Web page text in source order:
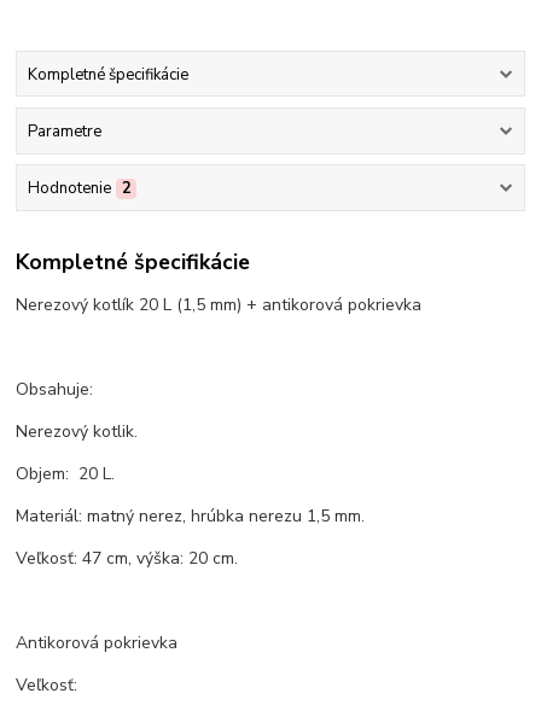
Kompletné špecifikácie
Parametre
Hodnotenie 2
Kompletné špecifikácie
Nerezový kotlík 20 L (1,5 mm) + antikorová pokrievka
Obsahuje:
Nerezový kotlik.
Objem: 20 L.
Materiál: matný nerez, hrúbka nerezu 1,5 mm.
Veľkosť: 47 cm, výška: 20 cm.
Antikorová pokrievka
Veľkosť: